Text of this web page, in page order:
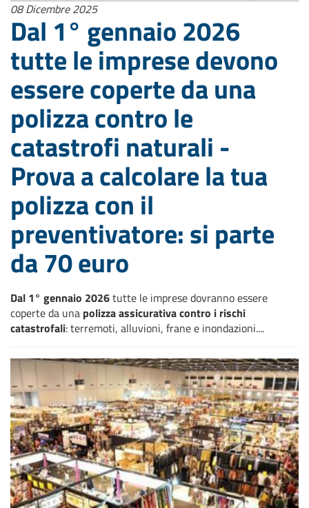
08 Dicembre 2025
Dal 1° gennaio 2026
tutte le imprese devono
essere coperte da una
polizza contro le
catastrofi naturali -
Prova a calcolare la tua
polizza con il
preventivatore: si parte
da 70 euro
Dal 1° gennaio 2026tutte le imprese dovranno essere
coperte da una polizza assicurativa contro i rischi
catastrofali: terremoti, alluvioni, frane e inondazioni....